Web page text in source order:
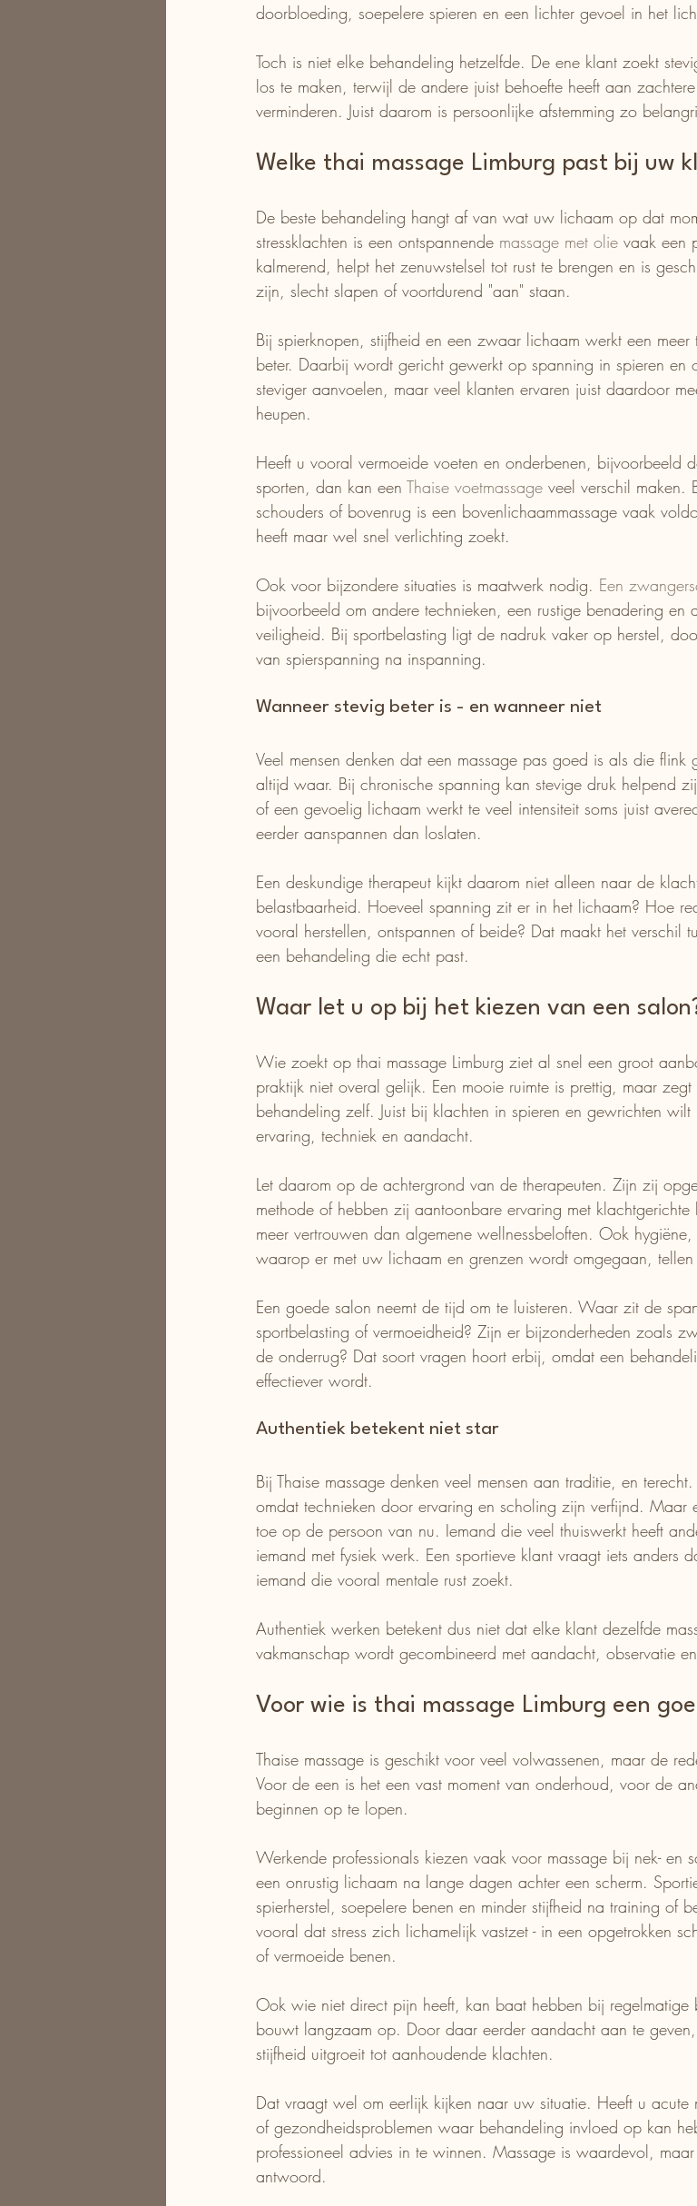
doorbloeding, soepelere spieren en een lichter gevoel in het
Toch is niet elke behandeling hetzelfde. De ene klant zoekt
los te maken, terwijl de andere juist behoefte heeft aan
verminderen. Juist daarom is persoonlijke afstemming zo
Welke thai massage Limburg past bij uw
De beste behandeling hangt af van wat uw lichaam op dat
stressklachten is een ontspannende massage met olie vaak een
kalmerend, helpt het zenuwstelsel tot rust te brengen en is
zijn, slecht slapen of voortdurend "aan" staan.
Bij spierknopen, stijfheid en een zwaar lichaam werkt een meer
beter. Daarbij wordt gericht gewerkt op spanning in spieren en
steviger aanvoelen, maar veel klanten ervaren juist daardoor
heupen.
Heeft u vooral vermoeide voeten en onderbenen, bijvoorbeeld
sporten, dan kan een Thaise voetmassage veel verschil maken.
schouders of bovenrug is een bovenlichaammassage vaak
heeft maar wel snel verlichting zoekt.
Ook voor bijzondere situaties is maatwerk nodig. Een
bijvoorbeeld om andere technieken, een rustige benadering en
veiligheid. Bij sportbelasting ligt de nadruk vaker op herstel,
van spierspanning na inspanning.
Wanneer stevig beter is - en wanneer niet
Veel mensen denken dat een massage pas goed is als die
altijd waar. Bij chronische spanning kan stevige druk helpend
of een gevoelig lichaam werkt te veel intensiteit soms juist
eerder aanspannen dan loslaten.
Een deskundige therapeut kijkt daarom niet alleen naar de
belastbaarheid. Hoeveel spanning zit er in het lichaam? Hoe
vooral herstellen, ontspannen of beide? Dat maakt het verschil
een behandeling die echt past.
Waar let u op bij het kiezen van een
Wie zoekt op thai massage Limburg ziet al snel een groot
praktijk niet overal gelijk. Een mooie ruimte is prettig, maar
behandeling zelf. Juist bij klachten in spieren en gewrichten
ervaring, techniek en aandacht.
Let daarom op de achtergrond van de therapeuten. Zijn zij
methode of hebben zij aantoonbare ervaring met
meer vertrouwen dan algemene wellnessbeloften. Ook
waarop er met uw lichaam en grenzen wordt omgegaan,
Een goede salon neemt de tijd om te luisteren. Waar zit de
sportbelasting of vermoeidheid? Zijn er bijzonderheden zoals
de onderrug? Dat soort vragen hoort erbij, omdat een
effectiever wordt.
Authentiek betekent niet star
Bij Thaise massage denken veel mensen aan traditie, en
omdat technieken door ervaring en scholing zijn verfijnd. Maar
toe op de persoon van nu. Iemand die veel thuiswerkt heeft
iemand met fysiek werk. Een sportieve klant vraagt iets anders
iemand die vooral mentale rust zoekt.
Authentiek werken betekent dus niet dat elke klant dezelfde
vakmanschap wordt gecombineerd met aandacht, observatie
Voor wie is thai massage Limburg een
Thaise massage is geschikt voor veel volwassenen, maar de
Voor de een is het een vast moment van onderhoud, voor de
beginnen op te lopen.
Werkende professionals kiezen vaak voor massage bij nek- en
een onrustig lichaam na lange dagen achter een scherm.
spierherstel, soepelere benen en minder stijfheid na training of
vooral dat stress zich lichamelijk vastzet - in een opgetrokken
of vermoeide benen.
Ook wie niet direct pijn heeft, kan baat hebben bij regelmatige
bouwt langzaam op. Door daar eerder aandacht aan te
stijfheid uitgroeit tot aanhoudende klachten.
Dat vraagt wel om eerlijk kijken naar uw situatie. Heeft u acute
of gezondheidsproblemen waar behandeling invloed op kan
professioneel advies in te winnen. Massage is waardevol,
antwoord.